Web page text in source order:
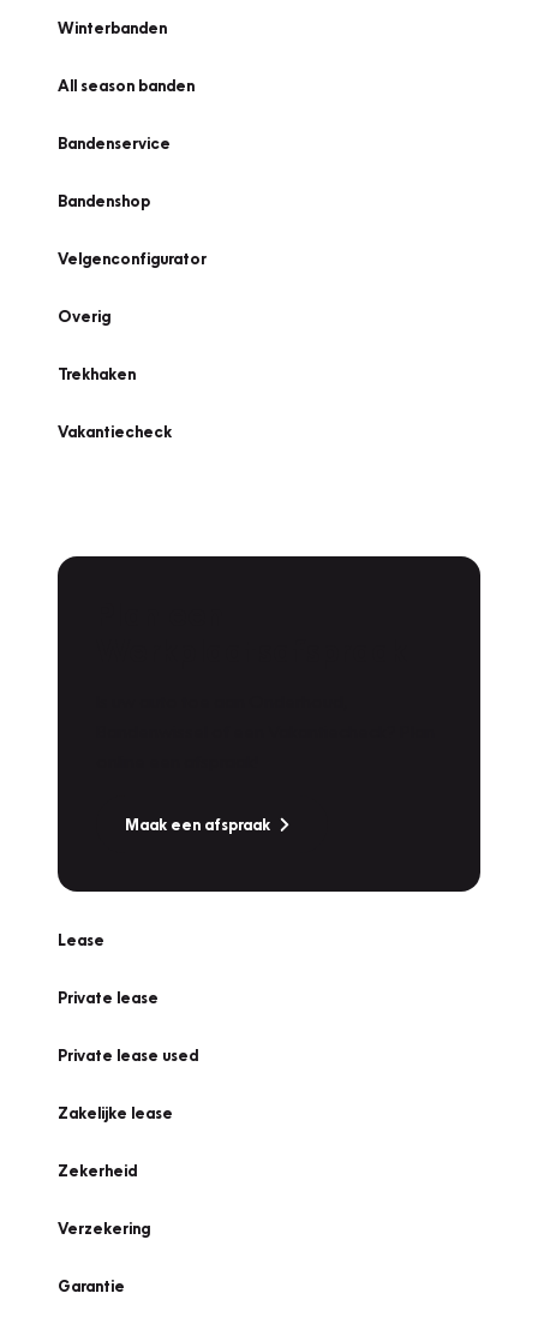
Winterbanden
All season banden
Bandenservice
Bandenshop
Velgenconfigurator
Overig
Trekhaken
Vakantiecheck
Maak een afspraak
Lease
Private lease
Private lease used
Zakelijke lease
Zekerheid
Verzekering
Garantie